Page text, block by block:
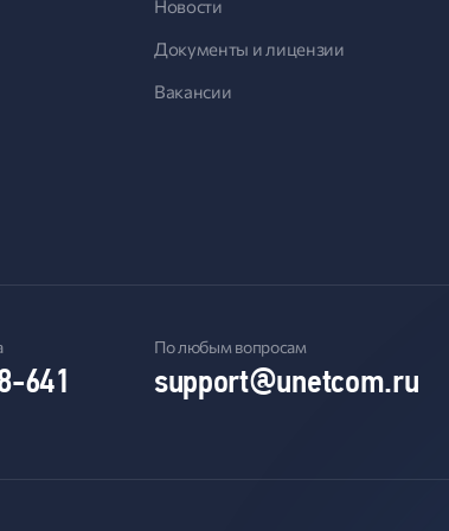
641
По любым вопросам
support@unetcom.ru
Новости
Документы и лицензии
Вакансии